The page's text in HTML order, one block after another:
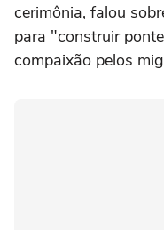
cerimônia, falou
para "construir
compaixão pelos